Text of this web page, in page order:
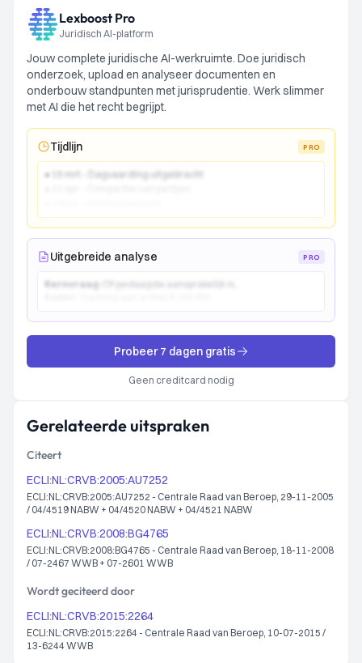
Lexboost Pro
Juridisch AI-platform
Jouw complete juridische AI-werkruimte. Doe juridisch
onderzoek, upload en analyseer documenten en
onderbouw standpunten met jurisprudentie. Werk slimmer
met AI die het recht begrijpt.
Tijdlijn PRO
● 15 mrt - Dagvaarding uitgebracht
Uitgebreide analyse PRO
Kernvraag:
Probeer 7 dagen gratis
Geen creditcard nodig
Gerelateerde uitspraken
Citeert
ECLI:NL:CRVB:2005:AU7252
ECLI:NL:CRVB:2005:AU7252 - Centrale Raad van Beroep, 29-11-2005
/ 04/4519 NABW + 04/4520 NABW + 04/4521 NABW
ECLI:NL:CRVB:2008:BG4765
ECLI:NL:CRVB:2008:BG4765 - Centrale Raad van Beroep, 18-11-2008
/ 07-2467 WWB + 07-2601 WWB
Wordt geciteerd door
ECLI:NL:CRVB:2015:2264
ECLI:NL:CRVB:2015:2264 - Centrale Raad van Beroep, 10-07-2015 /
13-6244 WWB